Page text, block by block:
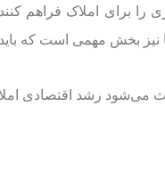
را برای املاک فراهم
نیز بخش مهمی است که
می‌شود رشد اقتصادی